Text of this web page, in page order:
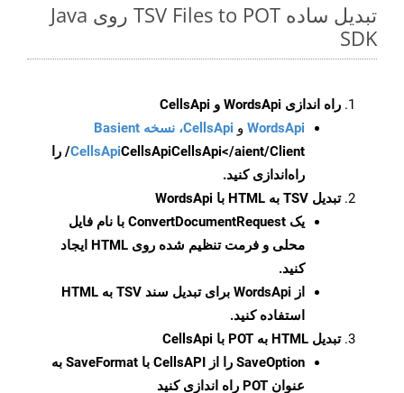
تبدیل ساده TSV Files to POT روی Java
SDK
راه اندازی WordsApi و CellsApi
WordsApi و CellsApi، نسخه Basient
CellsApiCellsApi
CellsApi</aient/Client/ را
راه‌اندازی کنید.
تبدیل TSV به HTML با WordsApi
یک ConvertDocumentRequest با نام فایل
محلی و فرمت تنظیم شده روی HTML ایجاد
کنید.
از WordsApi برای تبدیل سند TSV به HTML
استفاده کنید.
تبدیل HTML به POT با CellsApi
SaveOption
را از CellsAPI با SaveFormat به
عنوان POT راه اندازی کنید